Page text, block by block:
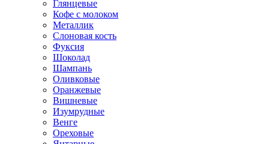
Глянцевые
Кофе с молоком
Металлик
Слоновая кость
Фуксия
Шоколад
Шампань
Оливковые
Оранжевые
Вишневые
Изумрудные
Венге
Ореховые